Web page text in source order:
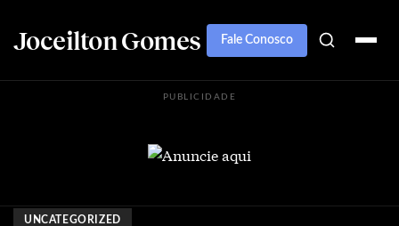
Joceilton Gomes Fale Conosco
PUBLICIDADE
UNCATEGORIZED